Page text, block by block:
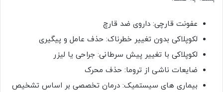
عفونت قارچی: داروی ضد قارچ
لکوپلاکی بدون تغییر خطرناک: حذف عامل و پیگیری
لکوپلاکی با تغییر پیش سرطانی: جراحی یا لیزر
ضایعات ناشی از تروما: حذف محرک
بیماری های سیستمیک: درمان تخصصی بر اساس تشخیص